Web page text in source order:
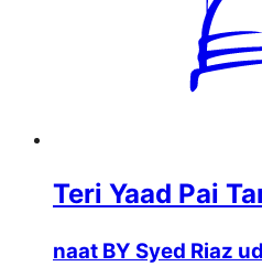
Teri Yaad Pai
naat BY Syed Riaz